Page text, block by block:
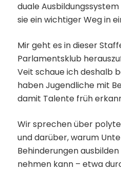
duale
sie ein wichtiger Weg in
Mir geht es in dieser
Parlamentsklub
Veit schaue ich deshalb
haben Jugendliche mit
damit Talente früh
Wir sprechen über
und darüber, warum
Behinderungen
nehmen kann – etwa